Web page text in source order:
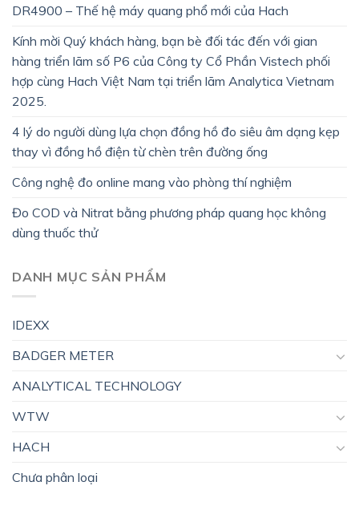
DR4900 – Thế hệ máy quang phổ mới của Hach
Kính mời Quý khách hàng, bạn bè đối tác đến với gian
hàng triển lãm số P6 của Công ty Cổ Phần Vistech phối
hợp cùng Hach Việt Nam tại triển lãm Analytica Vietnam
2025.
4 lý do người dùng lựa chọn đồng hồ đo siêu âm dạng kẹp
thay vì đồng hồ điện từ chèn trên đường ống
Công nghệ đo online mang vào phòng thí nghiệm
Đo COD và Nitrat bằng phương pháp quang học không
dùng thuốc thử
DANH MỤC SẢN PHẨM
IDEXX
BADGER METER
ANALYTICAL TECHNOLOGY
WTW
HACH
Chưa phân loại